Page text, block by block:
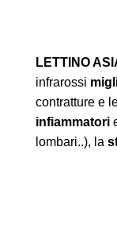
LETTINO
infrarossi
contratture e
infiammatori
lombari..), la